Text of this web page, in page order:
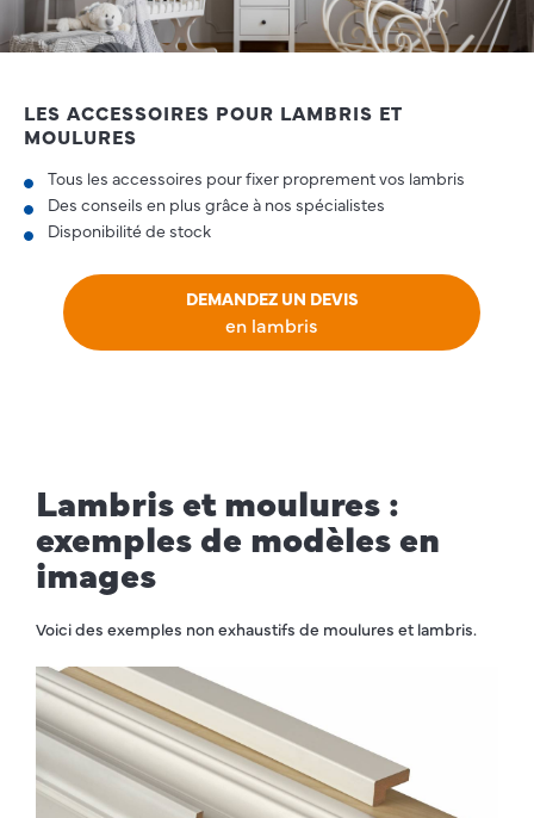
LES ACCESSOIRES POUR LAMBRIS ET
MOULURES
Tous les accessoires pour fixer proprement vos lambris
Des conseils en plus grâce à nos spécialistes
Disponibilité de stock
DEMANDEZ UN DEVIS
en lambris
Lambris et moulures :
exemples de modèles en
images
Voici des exemples non exhaustifs de moulures et lambris.